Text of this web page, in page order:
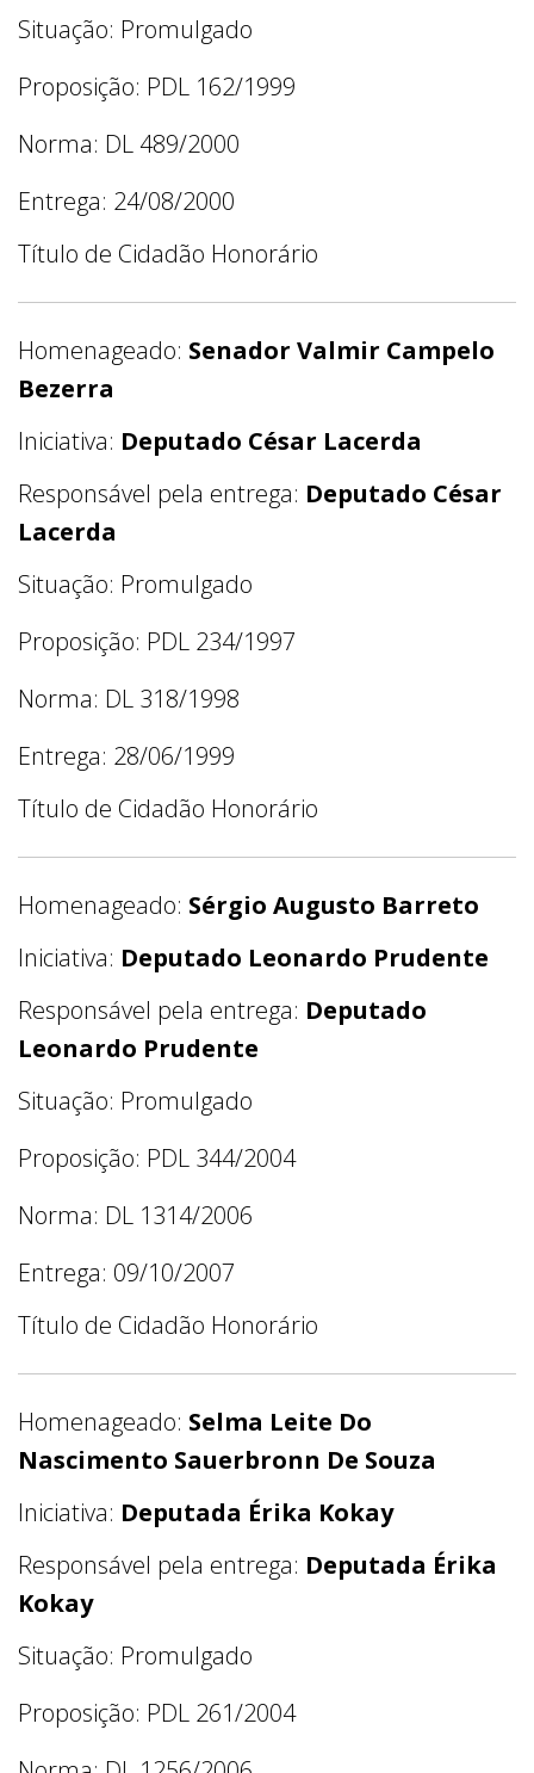
Situação: Promulgado
Proposição: PDL 162/1999
Norma: DL 489/2000
Entrega: 24/08/2000
Título de Cidadão Honorário
Homenageado: Senador Valmir Campelo
Bezerra
Iniciativa: Deputado César Lacerda
Responsável pela entrega: Deputado César
Lacerda
Situação: Promulgado
Proposição: PDL 234/1997
Norma: DL 318/1998
Entrega: 28/06/1999
Título de Cidadão Honorário
Homenageado: Sérgio Augusto Barreto
Iniciativa: Deputado Leonardo Prudente
Responsável pela entrega: Deputado
Leonardo Prudente
Situação: Promulgado
Proposição: PDL 344/2004
Norma: DL 1314/2006
Entrega: 09/10/2007
Título de Cidadão Honorário
Homenageado: Selma Leite Do
Nascimento Sauerbronn De Souza
Iniciativa: Deputada Érika Kokay
Responsável pela entrega: Deputada Érika
Kokay
Situação: Promulgado
Proposição: PDL 261/2004